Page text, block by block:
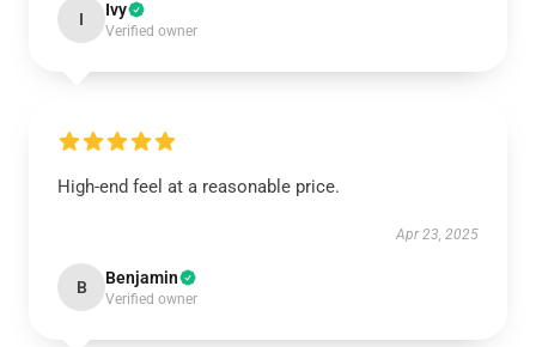
I Ivy
Verified owner
High-end feel at a reasonable price.
Apr 23, 2025
B Benjamin
Verified owner